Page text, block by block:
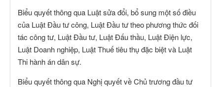
Biểu quyết thông qua Luật sửa đổi, bổ sung một số điều
của Luật Đầu tư công, Luật Đầu tư theo phương thức đối
tác công tư, Luật Đầu tư, Luật Đấu thầu, Luật Điện lực,
Luật Doanh nghiệp, Luật Thuế tiêu thụ đặc biệt và Luật
Thi hành án dân sự.
Biểu quyết thông qua Nghị quyết về Chủ trương đầu tư